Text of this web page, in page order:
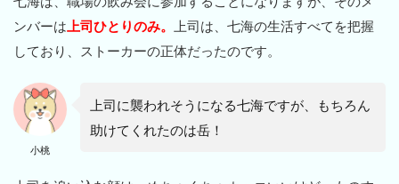
ンバーは 上司ひとりのみ。
上司は、七海の生活すべてを把握
しており、ストーカーの正体だったのです。
小桃
上司に襲われそうになる七海ですが、もちろん
助けてくれたのは岳！